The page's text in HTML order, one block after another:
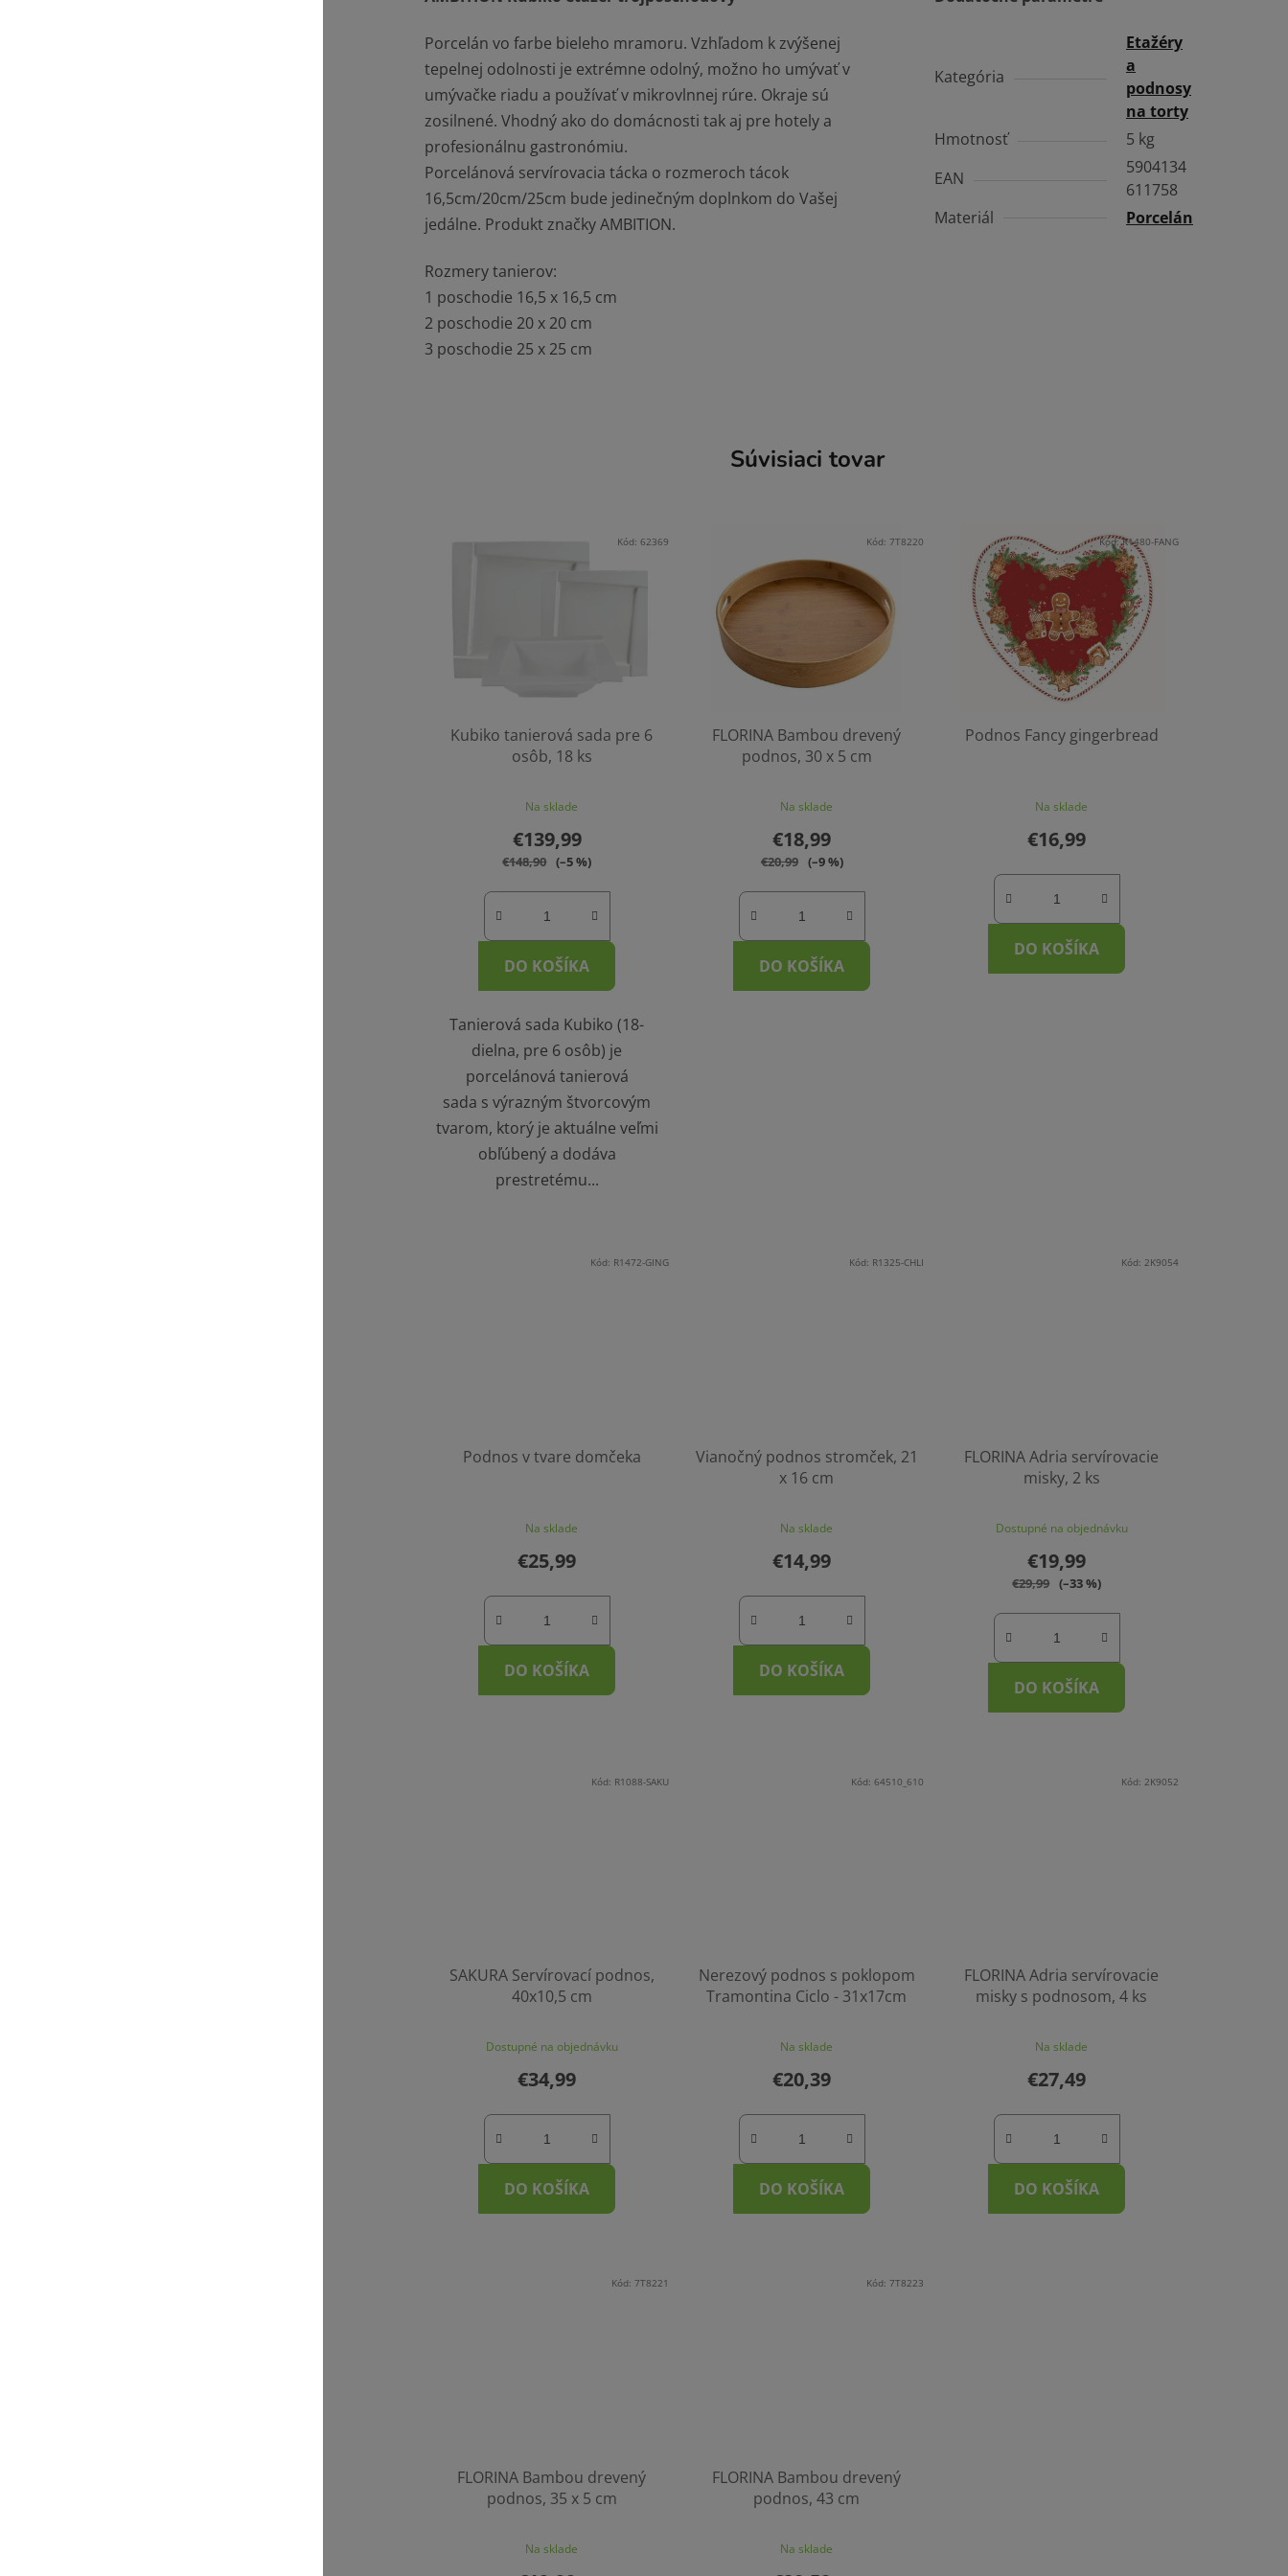
Porcelán vo farbe bieleho mramoru. Vzhľadom k zvýšenej
tepelnej odolnosti je extrémne odolný, možno ho umývať v
umývačke riadu a používať v mikrovlnnej rúre. Okraje sú
zosilnené. Vhodný ako do domácnosti tak aj pre hotely a
profesionálnu gastronómiu.
Porcelánová servírovacia tácka o rozmeroch tácok
16,5cm/20cm/25cm bude jedinečným doplnkom do Vašej
jedálne. Produkt značky AMBITION.
Rozmery tanierov:
1 poschodie 16,5 x 16,5 cm
2 poschodie 20 x 20 cm
3 poschodie 25 x 25 cm
Kategória
Etažéry
a
podnosy
na torty
Hmotnosť
5 kg
EAN
5904134
611758
Materiál
Porcelán
Súvisiaci tovar
Kubiko tanierová sada pre 6
osôb, 18 ks
Na sklade
€139,99
€148,90 (–5 %)
DO KOŠÍKA
Tanierová sada Kubiko (18-
dielna, pre 6 osôb) je
porcelánová tanierová
sada s výrazným štvorcovým
tvarom, ktorý je aktuálne veľmi
obľúbený a dodáva
prestretému...
Kód: 62369
FLORINA Bambou drevený
podnos, 30 x 5 cm
Na sklade
€18,99
€20,99 (–9 %)
DO KOŠÍKA
Kód: 7T8220
Podnos Fancy gingerbread
Na sklade
€16,99
DO KOŠÍKA
Kód:R1480-FANG
Podnos v tvare domčeka
Na sklade
€25,99
DO KOŠÍKA
Kód: R1472-GING
Vianočný podnos stromček, 21
x 16 cm
Na sklade
€14,99
DO KOŠÍKA
Kód: R1325-CHLI
FLORINA Adria servírovacie
misky, 2 ks
Dostupné na objednávku
€19,99
€29,99 (–33 %)
DO KOŠÍKA
Kód: 2K9054
SAKURA Servírovací podnos,
40x10,5 cm
Dostupné na objednávku
€34,99
DO KOŠÍKA
Kód: R1088-SAKU
Nerezový podnos s poklopom
Tramontina Ciclo - 31x17cm
Na sklade
€20,39
DO KOŠÍKA
Kód: 64510_610
FLORINA Adria servírovacie
misky s podnosom, 4 ks
Na sklade
€27,49
DO KOŠÍKA
Kód: 2K9052
FLORINA Bambou drevený
podnos, 35 x 5 cm
Na sklade
Kód: 7T8221
FLORINA Bambou drevený
podnos, 43 cm
Na sklade
Kód: 7T8223